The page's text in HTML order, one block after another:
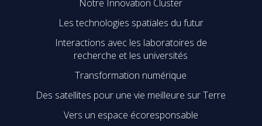
Notre Innovation Cluster
Les technologies spatiales du futur
Interactions avec les laboratoires de
recherche et les universités
Transformation numérique
Des satellites pour une vie meilleure sur Terre
Vers un espace écoresponsable